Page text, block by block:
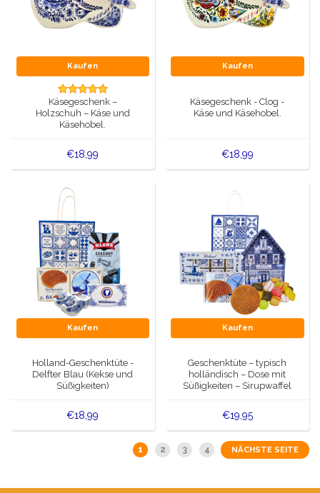
Kaufen
Käsegeschenk –
Holzschuh – Käse und
Käsehobel.
€18,99
Kaufen
Käsegeschenk - Clog -
Käse und Käsehobel.
€18,99
Kaufen
Holland-Geschenktüte -
Delfter Blau (Kekse und
Süßigkeiten)
€18,99
Kaufen
Geschenktüte – typisch
holländisch – Dose mit
Süßigkeiten – Sirupwaffel
€19,95
1 2 3 4 NÄCHSTE SEITE